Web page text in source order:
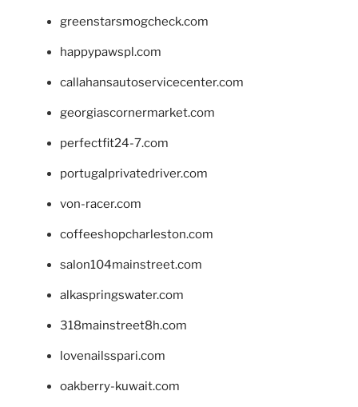
greenstarsmogcheck.com
happypawspl.com
callahansautoservicecenter.com
georgiascornermarket.com
perfectfit24-7.com
portugalprivatedriver.com
von-racer.com
coffeeshopcharleston.com
salon104mainstreet.com
alkaspringswater.com
318mainstreet8h.com
lovenailsspari.com
oakberry-kuwait.com